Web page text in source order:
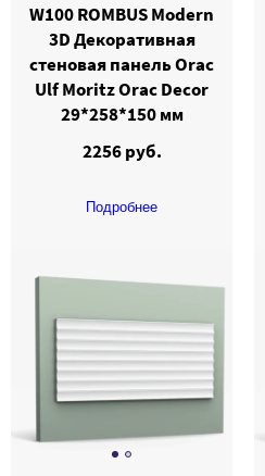
W100 ROMBUS Modern
3D Декоративная
стеновая панель Orac
Ulf Moritz Orac Decor
29*258*150 мм
2256 руб.
Подробнее